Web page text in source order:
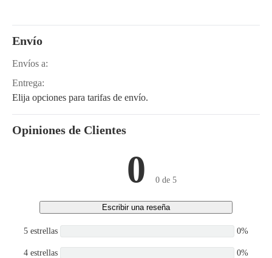
Envío
Envíos a:
Entrega:
Elija opciones para tarifas de envío.
Opiniones de Clientes
0 0 de 5
Escribir una reseña
5 estrellas 0%
4 estrellas 0%